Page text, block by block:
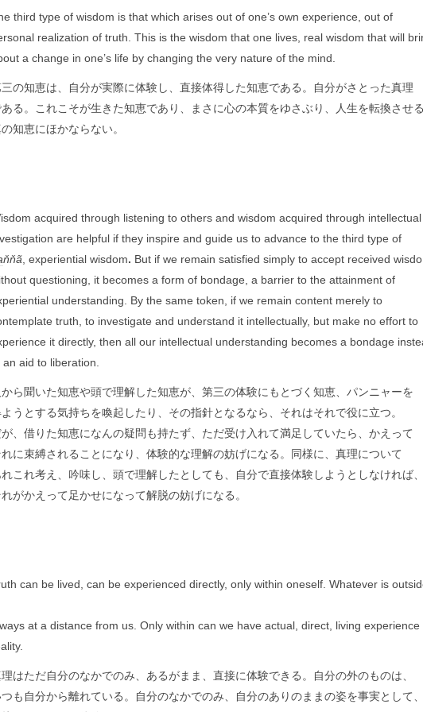
third type of wisdom is that which arises out of one’s own experience, out of
realization of truth. This is the wisdom that one lives, real wisdom that will
a change in one’s life by changing the very nature of the mind.
の知恵は、自分が実際に体験し、直接体得した知恵である。自分がさとった真理
ある。これこそが生きた知恵であり、まさに心の本質をゆさぶり、人生を転換させる
知恵にほかならない。
acquired through listening to others and wisdom acquired through intellectual
are helpful if they inspire and guide us to advance to the third type of
ňňã , experiential wisdom. But if we remain satisfied simply to accept received
questioning, it becomes a form of bondage, a barrier to the attainment of
understanding. By the same token, if we remain content merely to
truth, to investigate and understand it intellectually, but make no effort to
it directly, then all our intellectual understanding becomes a bondage
an aid to liberation.
から聞いた知恵や頭で理解した知恵が、第三の体験にもとづく知恵、パンニャーを
うとする気持ちを喚起したり、その指針となるなら、それはそれで役に立つ。
が、借りた知恵になんの疑問も持たず、ただ受け入れて満足していたら、かえって
れに束縛されることになり、体験的な理解の妨げになる。同様に、真理について
れこれ考え、吟味し、頭で理解したとしても、自分で直接体験しようとしなければ、
れがかえって足かせになって解脱の妨げになる。
can be lived, can be experienced directly, only within oneself. Whatever is
at a distance from us. Only within can we have actual, direct, living experience
はただ自分のなかでのみ、あるがまま、直接に体験できる。自分の外のものは、
つも自分から離れている。自分のなかでのみ、自分のありのままの姿を事実として、